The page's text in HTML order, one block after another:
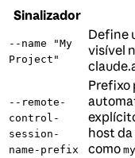
Sinalizador
--name "My
Project"
Define
visível
--remote-
control-
session-
name-prefix
Prefixo
host
como